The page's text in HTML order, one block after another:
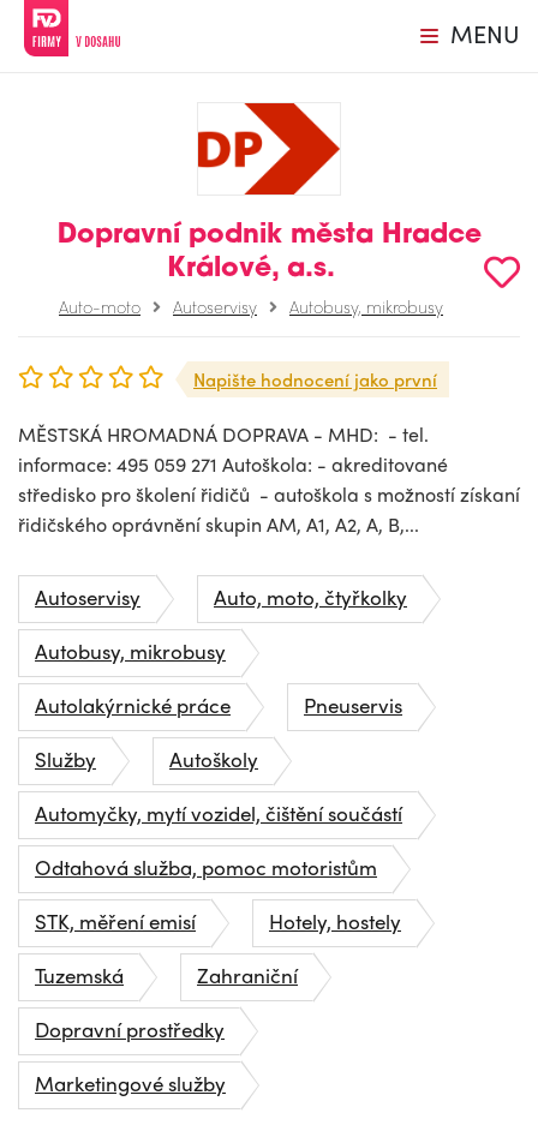
MENU
Dopravní podnik města Hradce
Králové, a.s.
Auto-moto Autoservisy Autobusy, mikrobusy
Napište hodnocení jako první
MĚSTSKÁ HROMADNÁ DOPRAVA - MHD: - tel.
informace: 495 059 271 Autoškola: - akreditované
středisko pro školení řidičů - autoškola s možností získaní
řidičského oprávnění skupin AM, A1, A2, A, B,...
Autoservisy
Auto, moto, čtyřkolky
Autobusy, mikrobusy
Autolakýrnické práce
Pneuservis
Služby
Autoškoly
Automyčky, mytí vozidel, čištění součástí
Odtahová služba, pomoc motoristům
STK, měření emisí
Hotely, hostely
Tuzemská
Zahraniční
Dopravní prostředky
Marketingové služby